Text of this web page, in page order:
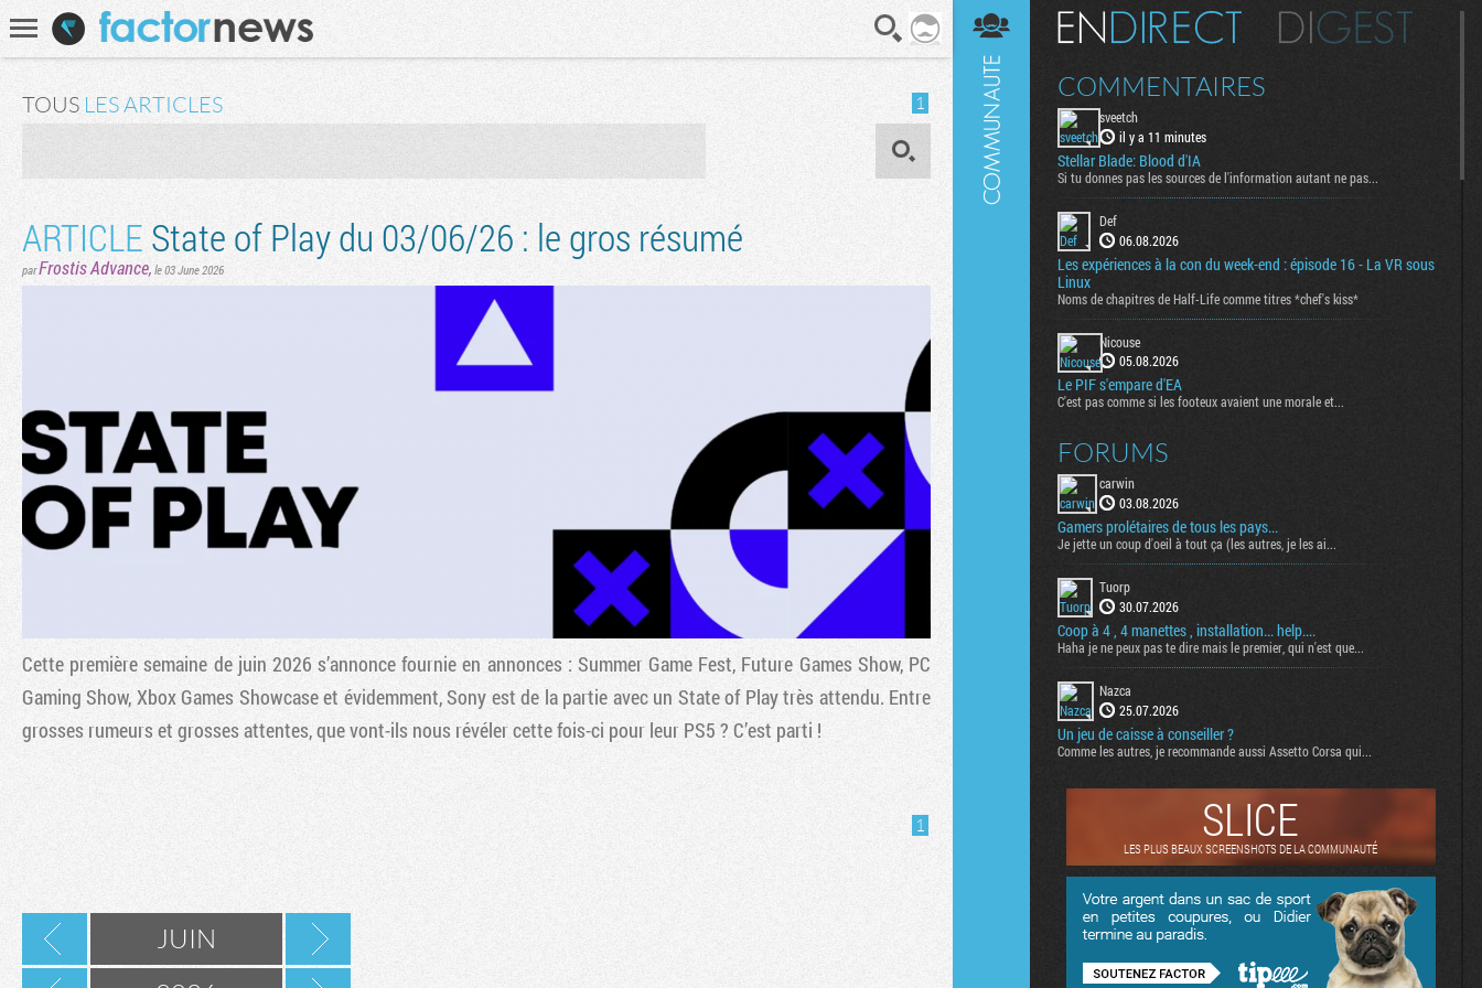
TOUS LES ARTICLES 1
ARTICLE State of Play du 03/06/26 : le gros résumé
parFrostis Advance, le 03 June 2026
Cette première semaine de juin 2026 s’annonce fournie en annonces : Summer Game Fest, Future Games Show, PC
Gaming Show, Xbox Games Showcase et évidemment, Sony est de la partie avec un State of Play très attendu. Entre
grosses rumeurs et grosses attentes, que vont-ils nous révéler cette fois-ci pour leur PS5 ? C’est parti !
1
JUIN
Digest
COMMENTAIRES
sveetch
il y a 11 minutes
Stellar Blade: Blood d'IA
Si tu donnes pas les sources de l'information autant ne pas...
Def
06.08.2026
Les expériences à la con du week-end : épisode 16 - La VR sous
Linux
Noms de chapitres de Half-Life comme titres *chef's kiss*
Nicouse
05.08.2026
Le PIF s'empare d'EA
C'est pas comme si les footeux avaient une morale et...
FORUMS
carwin
03.08.2026
Gamers prolétaires de tous les pays...
Je jette un coup d'oeil à tout ça (les autres, je les ai...
Tuorp
30.07.2026
Coop à 4 , 4 manettes , installation... help....
Haha je ne peux pas te dire mais le premier, qui n'est que...
Nazca
25.07.2026
Un jeu de caisse à conseiller ?
Comme les autres, je recommande aussi Assetto Corsa qui...
SLICE
LES PLUS BEAUX SCREENSHOTS DE LA COMMUNAUTÉ